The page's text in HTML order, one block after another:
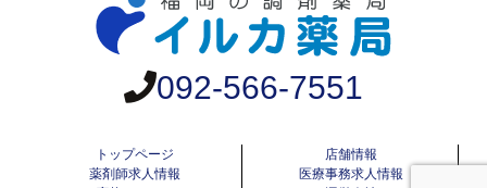
092-566-7551
トップページ
店舗情報
薬剤師求人情報
医療事務求人情報